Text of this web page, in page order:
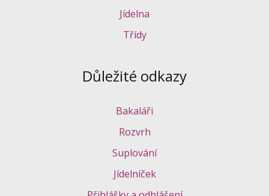
Jídelna
Třídy
Důležité odkazy
Bakaláři
Rozvrh
Suplování
Jídelníček